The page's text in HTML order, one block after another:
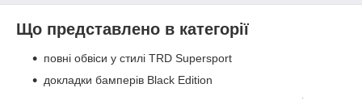
Що представлено в категорії
повні обвіси у стилі TRD Supersport
докладки бамперів Black Edition
накладки на дзеркала з повторювачами поворотів